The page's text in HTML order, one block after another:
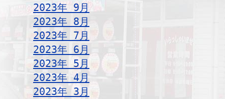
2023年 9月
2023年 8月
2023年 7月
2023年 6月
2023年 5月
2023年 4月
2023年 3月